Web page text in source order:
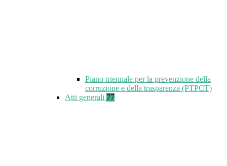
Piano triennale per la prevenzione della
corruzione e della trasparenza (PTPCT)
Atti generali 77